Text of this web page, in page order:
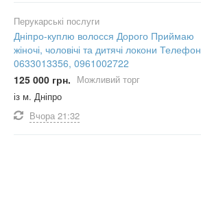
Перукарські послуги
Дніпро-куплю волосся Дорого Приймаю
жіночі, чоловічі та дитячі локони Телефон
0633013356, 0961002722
125 000 грн. Можливий торг
із м. Дніпро
Вчора 21:32